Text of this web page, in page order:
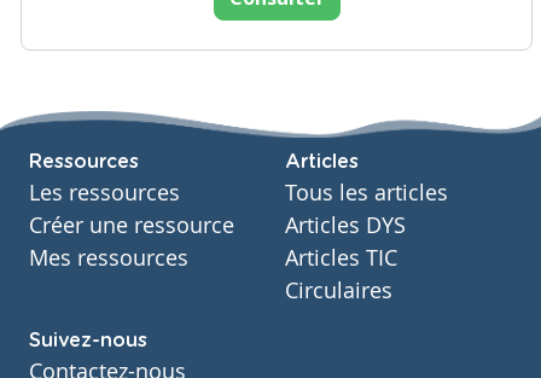
Ressources
Les ressources
Créer une ressource
Mes ressources
Articles
Tous les articles
Articles DYS
Articles TIC
Circulaires
Suivez-nous
Contactez-nous